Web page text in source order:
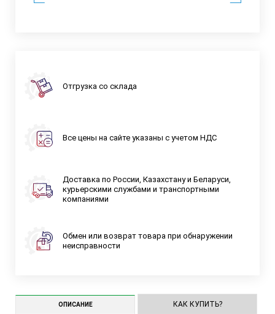
Отгрузка со склада
Все цены на сайте указаны с учетом НДС
Доставка по России, Казахстану и Беларуси,
курьерскими службами и транспортными
компаниями
Обмен или возврат товара при обнаружении
неисправности
ОПИСАНИЕ КАК КУПИТЬ?